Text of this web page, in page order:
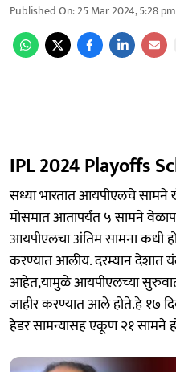
Published On:25 Mar 2024, 5:28 pm
IPL 2024 Playoffs
सध्या भारतात आयपीएलचे
मोसमात आतापर्यंत ५ सामने
आयपीएलचा अंतिम सामना कधी
करण्यात आलीय. दरम्यान देशात
आहेत,यामुळे आयपीएलच्या
जाहीर करण्यात आले होते.हे १७
हेडर सामन्यासह एकूण २१ सामने